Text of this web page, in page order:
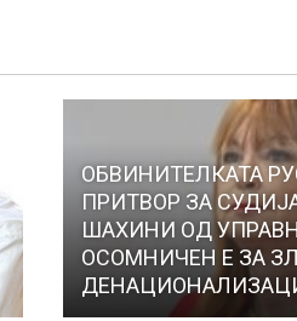
ОБВИНИТЕЛКАТА
ПРИТВОР ЗА
ШАХИНИ ОД
ОСОМНИЧЕН Е ЗА